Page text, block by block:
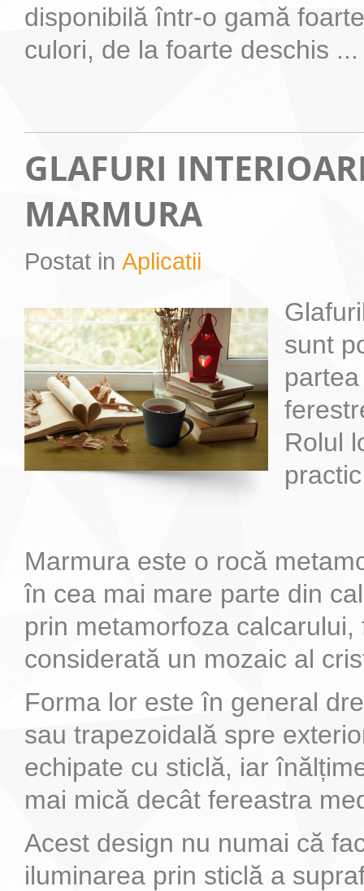
disponibilă într-o gamă
culori, de la foarte deschis ...
GLAFURI
MARMURA
Postat in Aplicatii
sunt
Rolul
Marmura este o rocă
în cea mai mare parte din
prin metamorfoza calcarului,
considerată un mozaic al
Forma lor este în general
sau trapezoidală spre
echipate cu sticlă, iar
mai mică decât fereastra
Acest design nu numai că
iluminarea prin sticlă a